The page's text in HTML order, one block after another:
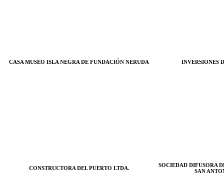
CASA MUSEO ISLA NEGRA DE FUNDACIÓN NERUDA INVERSIONES
CONSTRUCTORA DEL PUERTO LTDA.
SOCIEDAD DIFUSORA
SAN